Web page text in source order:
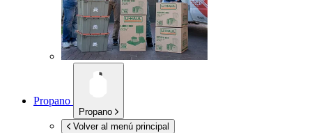
Propano
Propano
Volver al menú principal